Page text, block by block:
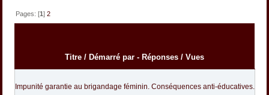
Pages: [1]2
Titre / Démarré par - Réponses / Vues
Impunité garantie au brigandage féminin. Conséquences anti-éducatives.